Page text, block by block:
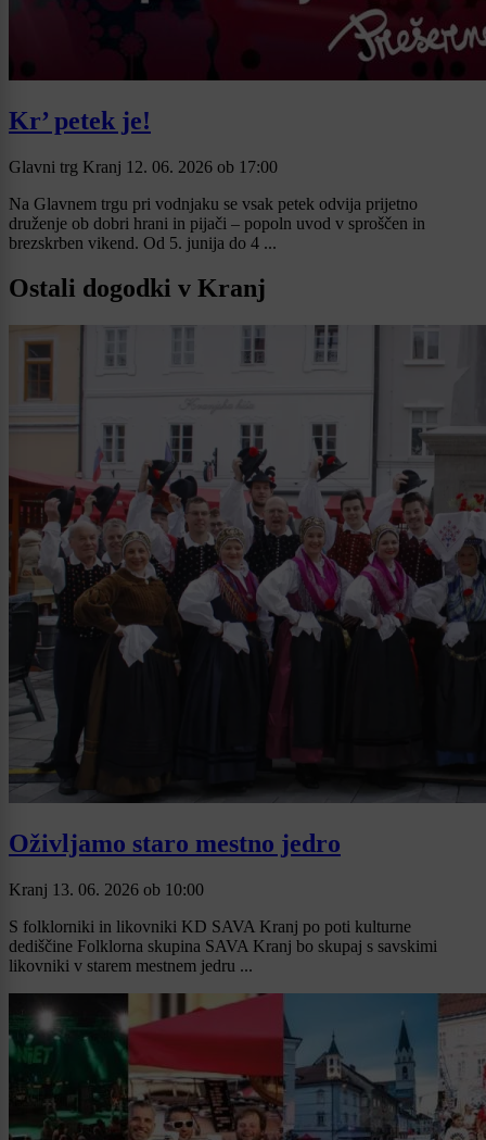
Kr’ petek je!
Glavni trg Kranj 12. 06. 2026 ob 17:00
Na Glavnem trgu pri vodnjaku se vsak petek odvija prijetno
druženje ob dobri hrani in pijači – popoln uvod v sproščen in
brezskrben vikend. Od 5. junija do 4 ...
Ostali dogodki v Kranj
Oživljamo staro mestno jedro
Kranj 13. 06. 2026 ob 10:00
S folklorniki in likovniki KD SAVA Kranj po poti kulturne
dediščine Folklorna skupina SAVA Kranj bo skupaj s savskimi
likovniki v starem mestnem jedru ...